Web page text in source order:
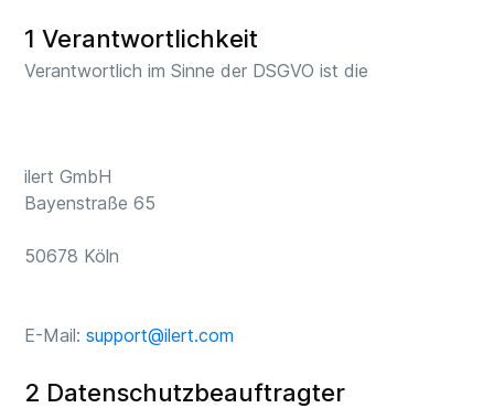
1 Verantwortlichkeit
Verantwortlich im Sinne der DSGVO ist die
ilert GmbH
Bayenstraße 65
50678 Köln
E-Mail:support@ilert.com
2 Datenschutzbeauftragter